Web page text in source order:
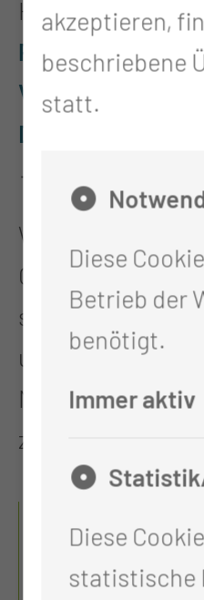
Hier können Sie
Verarbeitung
Daten nach EU-
→ einsehen.
Wenn Sie zur
Onlineaufnahme
stehen Ihnen die
und Mitarbeiter
Mail unter der
zur Verfügung.
akzeptieren,
beschriebene
statt.
Diese
Betrieb der
benötigt.
Immer aktiv
Diese
statistische